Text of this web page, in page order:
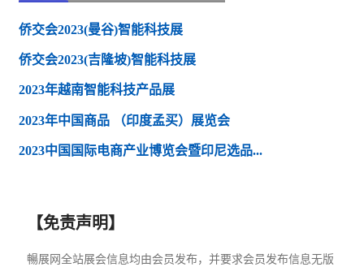
侨交会2023(曼谷)智能科技展
侨交会2023(吉隆坡)智能科技展
2023年越南智能科技产品展
2023年中国商品 （印度孟买）展览会
2023中国国际电商产业博览会暨印尼选品...
【免责声明】
暢展网全站展会信息均由会员发布，并要求会员发布信息无版